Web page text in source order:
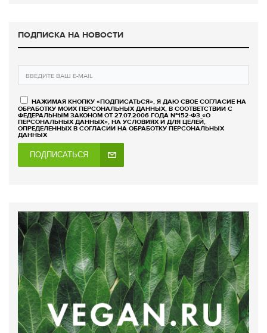
ПОДПИСКА НА НОВОСТИ
НАЖИМАЯ КНОПКУ «ПОДПИСАТЬСЯ», Я ДАЮ СВОЕ СОГЛАСИЕ НА
ОБРАБОТКУ МОИХ ПЕРСОНАЛЬНЫХ ДАННЫХ, В СООТВЕТСТВИИ С
ФЕДЕРАЛЬНЫМ ЗАКОНОМ ОТ 27.07.2006 ГОДА №152-ФЗ «О
ПЕРСОНАЛЬНЫХ ДАННЫХ», НА УСЛОВИЯХ И ДЛЯ ЦЕЛЕЙ,
ОПРЕДЕЛЕННЫХ В СОГЛАСИИ НА ОБРАБОТКУ ПЕРСОНАЛЬНЫХ
ДАННЫХ
ПОДПИСАТЬСЯ